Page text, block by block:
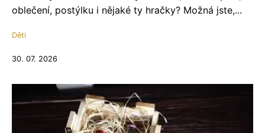
oblečení, postýlku i nějaké ty hračky? Možná jste,...
Děti
30. 07. 2026